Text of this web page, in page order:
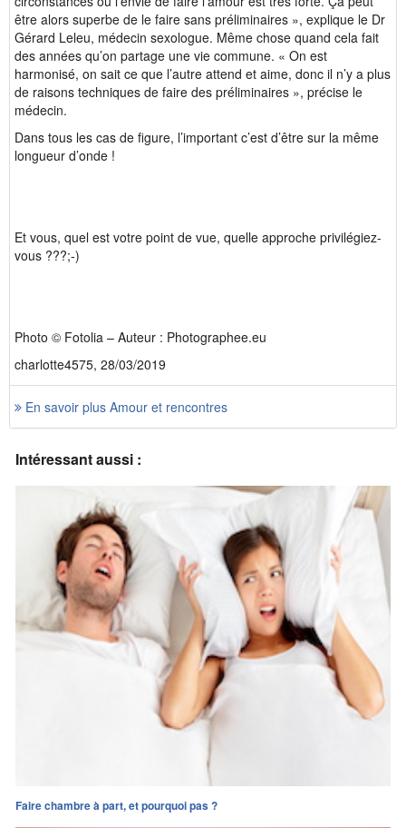
être alors superbe de le faire sans préliminaires », explique le Dr
Gérard Leleu, médecin sexologue. Même chose quand cela fait
des années qu’on partage une vie commune. « On est
harmonisé, on sait ce que l’autre attend et aime, donc il n’y a plus
de raisons techniques de faire des préliminaires », précise le
médecin.
Dans tous les cas de figure, l’important c’est d’être sur la même
longueur d’onde !
Et vous, quel est votre point de vue, quelle approche privilégiez-
vous ???;-)
Photo © Fotolia – Auteur : Photographee.eu
charlotte4575, 28/03/2019
En savoir plus Amour et rencontres
Intéressant aussi :
Faire chambre à part, et pourquoi pas ?